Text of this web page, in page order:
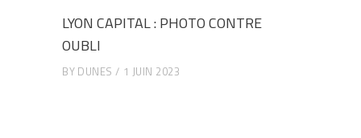
LYON CAPITAL : PHOTO CONTRE
OUBLI
BY DUNES 1 JUIN 2023